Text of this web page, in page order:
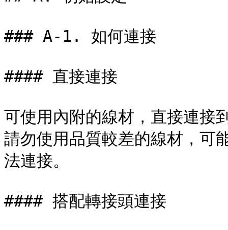
### A-1. 如何連接
#### 直接連接
可使用內附的線材，直接連
請勿使用品質較差的線材，可
法連接。
#### 搭配轉接頭連接